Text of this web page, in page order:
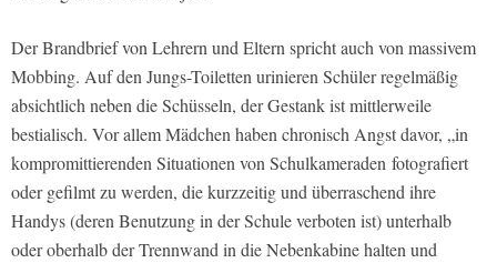
Der Brandbrief von Lehrern und Eltern spricht auch von massivem
Mobbing. Auf den Jungs-Toiletten urinieren Schüler regelmäßig
absichtlich neben die Schüsseln, der Gestank ist mittlerweile
bestialisch. Vor allem Mädchen haben chronisch Angst davor, „in
kompromittierenden Situationen von Schulkameraden fotografiert
oder gefilmt zu werden, die kurzzeitig und überraschend ihre
Handys (deren Benutzung in der Schule verboten ist) unterhalb
oder oberhalb der Trennwand in die Nebenkabine halten und